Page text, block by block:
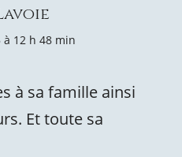
à 12 h 48 min
à sa famille ainsi
Et toute sa